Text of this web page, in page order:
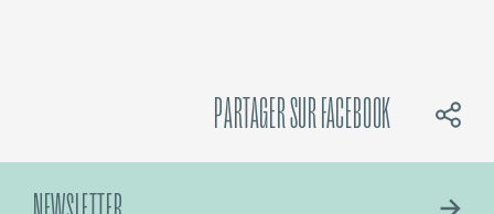
PARTAGER SUR FACEBOOK